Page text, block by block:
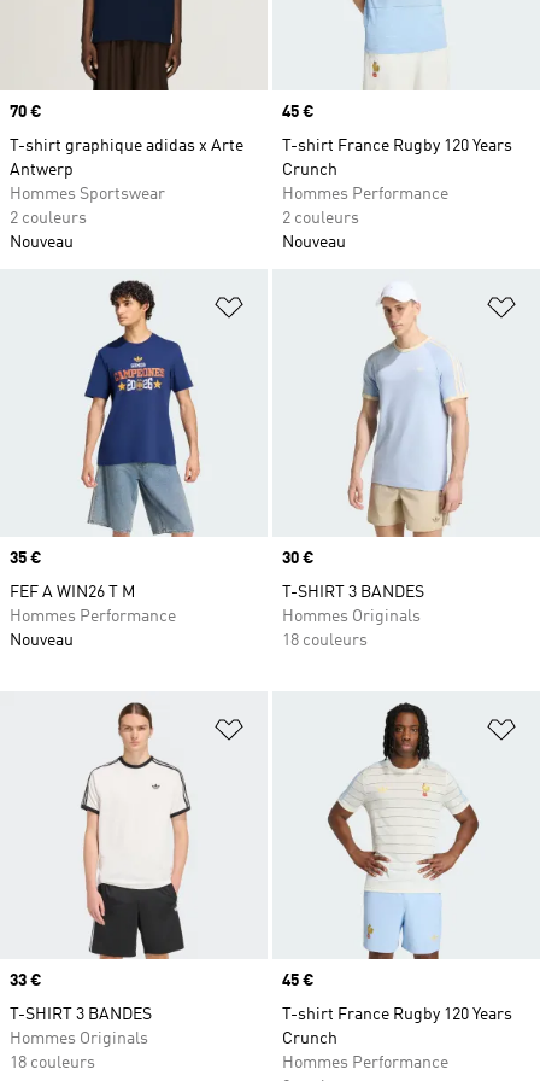
Prix
70 €
T-shirt graphique adidas x Arte
Antwerp
Hommes Sportswear
2 couleurs
Nouveau
Prix
45 €
T-shirt France Rugby 120 Years
Crunch
Hommes Performance
2 couleurs
Nouveau
Ajouter à la Liste de produits
Prix
35 €
FEF A WIN26 T M
Hommes Performance
Nouveau
Prix
30 €
T-SHIRT 3 BANDES
Hommes Originals
18 couleurs
Ajouter à la Liste de produits
Prix
33 €
T-SHIRT 3 BANDES
Hommes Originals
18 couleurs
Prix
45 €
T-shirt France Rugby 120 Years
Crunch
Hommes Performance